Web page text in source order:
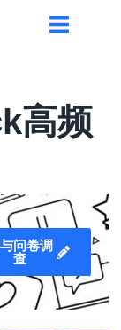
高频
问卷调
查